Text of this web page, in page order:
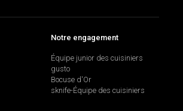
Notre engagement
Équipe junior des cuisiniers
gusto
Bocuse d'Or
sknife-Équipe des cuisiniers